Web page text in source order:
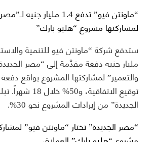
“ماونتن فيو” تدفع 1.4 مليار
لمشاركتها مشروع “هليو بارك”
مليار جنيه دفعة مقدَّمة إلى “مصر
توقيع الاتفاقية،
الجديدة” من إيرادات المشروع نحو 30%.
“مصر الجديدة” تختار “ماونتن فيو”